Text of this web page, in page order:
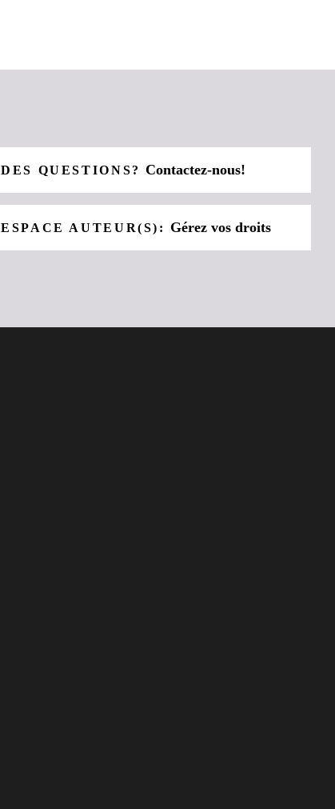
DES QUESTIONS?Contactez-nous!
ESPACE AUTEUR(S): Gérez vos droits